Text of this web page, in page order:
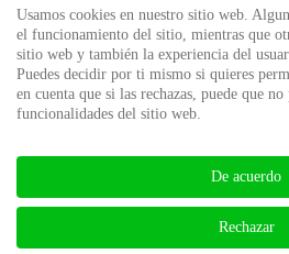
6818530
+57 311
8666327 - 323
6964227
info@auditool.org
Política de
Uso
Autorización
de
tratamiento
el ID
BIBLIOTECA AUDITOOL -
Usamos cookies en nuestro sitio web.
el funcionamiento del sitio, mientras que
sitio web y también la experiencia del
Puedes decidir por ti mismo si quieres
en cuenta que si las rechazas, puede que no
funcionalidades del sitio web.
De acuerdo
Rechazar